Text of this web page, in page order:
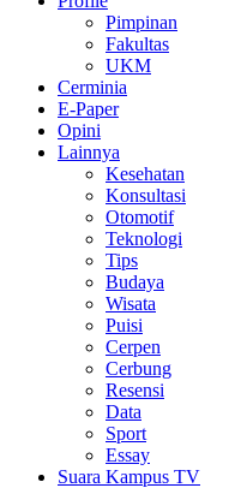
Pimpinan
Fakultas
UKM
Cerminia
E-Paper
Opini
Lainnya
Kesehatan
Konsultasi
Otomotif
Teknologi
Tips
Budaya
Wisata
Puisi
Cerpen
Cerbung
Resensi
Data
Sport
Essay
Suara Kampus TV